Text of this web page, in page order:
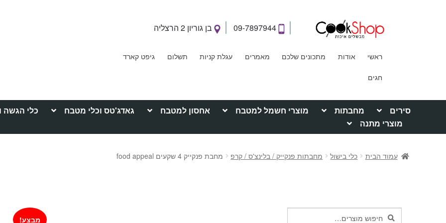
09-7897944 בן גוריון 2 הרצליה
ראשי אודות מתכונים שלכם מאמרים עגלת קניות תשלום גיפט קארד
חגים
סירים מחבתות מוצרי חשמל למטבח אחסון למטבח גאדג'טס וכלי מטבח כלי הגשה
מוצרי מתנה
עמוד הבית כלי בישול מחבתות פנקייק / בלינצ'ס / קרפ מחבת פנקייק 4 שקעים food appeal
מבצע!
חיפושחיפוש